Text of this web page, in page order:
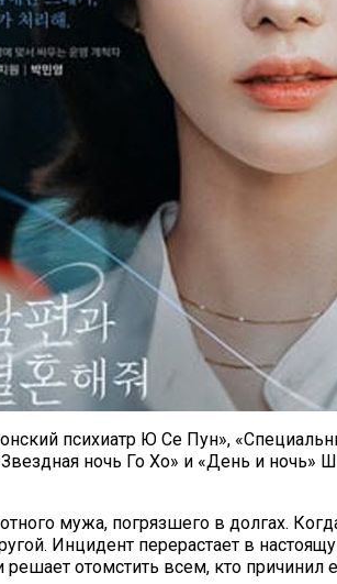
психиатр Ю Се Пун»,
ночь Го Хо» и «День и
мужа, погрязшего в долгах.
Инцидент перерастает в
отомстить всем, кто причинил